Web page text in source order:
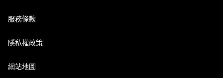
服務條款
隱私權政策
網站地圖